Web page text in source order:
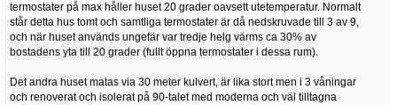
termostater på max håller huset 20 grader oavsett utetemperatur. Normalt
står detta hus tomt och samtliga termostater är då nedskruvade till 3 av 9,
och när huset används ungefär var tredje helg värms ca 30% av
bostadens yta till 20 grader (fullt öppna termostater i dessa rum).
Det andra huset matas via 30 meter kulvert, är lika stort men i 3 våningar
och renoverat och isolerat på 90-talet med moderna och väl tilltagna